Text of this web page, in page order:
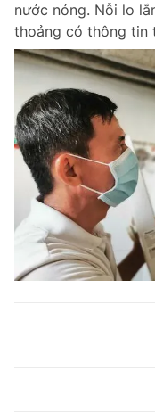
nước nóng. Nỗi lo
thoảng có thông tin